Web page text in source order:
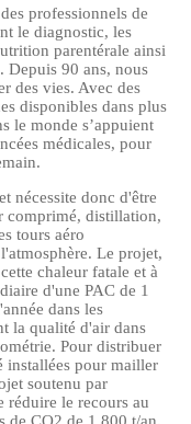
professionnels de
le diagnostic, les
parentérale ainsi
Depuis 90 ans, nous
des vies. Avec des
disponibles dans plus
le monde s’appuient
médicales, pour
nécessite donc d'être
comprimé, distillation,
tours aéro
Le projet,
chaleur fatale et à
d'une PAC de 1
dans les
la qualité d'air dans
Pour distribuer
installées pour mailler
soutenu par
réduire le recours au
de CO2 de 1 800 t/an.